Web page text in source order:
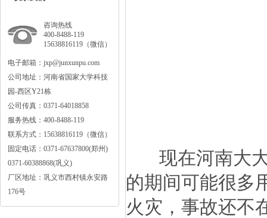
咨询热线
400-8488-119
15638816119（微信）
电子邮箱：jxp@junxunpu.com
公司地址：河南省国家大学科技
园-西区Y21栋
公司传真：0371-64018858
服务热线：400-8488-119
联系方式：15638816119（微信）
固定电话：0371-67637800(郑州)
0371-60388868(巩义)
厂区地址：巩义市西村镇永安路
176号
现在河南大大
的期间可能很多
火灾，事故还不